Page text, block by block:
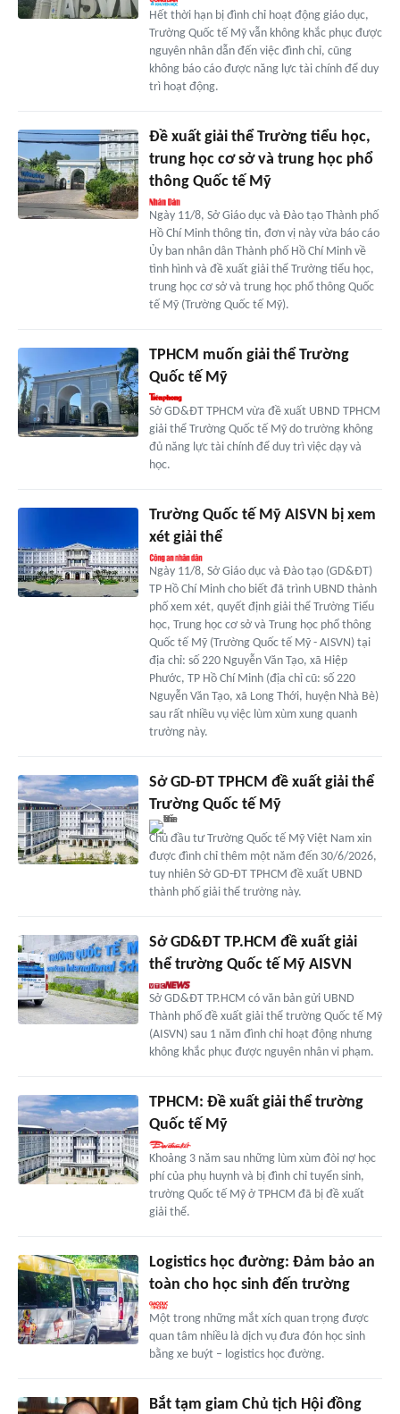
Hết thời hạn bị đình chỉ hoạt động giáo dục,
Trường Quốc tế Mỹ vẫn không khắc phục được
nguyên nhân dẫn đến việc đình chỉ, cũng
không báo cáo được năng lực tài chính để duy
trì hoạt động.
Đề xuất giải thể Trường tiểu học,
trung học cơ sở và trung học phổ
thông Quốc tế Mỹ
Ngày 11/8, Sở Giáo dục và Đào tạo Thành phố
Hồ Chí Minh thông tin, đơn vị này vừa báo cáo
Ủy ban nhân dân Thành phố Hồ Chí Minh về
tình hình và đề xuất giải thể Trường tiểu học,
trung học cơ sở và trung học phổ thông Quốc
tế Mỹ (Trường Quốc tế Mỹ).
TPHCM muốn giải thể Trường
Quốc tế Mỹ
Sở GD&ĐT TPHCM vừa đề xuất UBND TPHCM
giải thể Trường Quốc tế Mỹ do trường không
đủ năng lực tài chính để duy trì việc dạy và
học.
Trường Quốc tế Mỹ AISVN bị xem
xét giải thể
Ngày 11/8, Sở Giáo dục và Đào tạo (GD&ĐT)
TP Hồ Chí Minh cho biết đã trình UBND thành
phố xem xét, quyết định giải thể Trường Tiểu
học, Trung học cơ sở và Trung học phổ thông
Quốc tế Mỹ (Trường Quốc tế Mỹ - AISVN) tại
địa chỉ: số 220 Nguyễn Văn Tạo, xã Hiệp
Phước, TP Hồ Chí Minh (địa chỉ cũ: số 220
Nguyễn Văn Tạo, xã Long Thới, huyện Nhà Bè)
sau rất nhiều vụ việc lùm xùm xung quanh
trường này.
Sở GD-ĐT TPHCM đề xuất giải thể
Trường Quốc tế Mỹ
Chủ đầu tư Trường Quốc tế Mỹ Việt Nam xin
được đình chỉ thêm một năm đến 30/6/2026,
tuy nhiên Sở GD-ĐT TPHCM đề xuất UBND
thành phố giải thể trường này.
Sở GD&ĐT TP.HCM đề xuất giải
thể trường Quốc tế Mỹ AISVN
Sở GD&ĐT TP.HCM có văn bản gửi UBND
Thành phố đề xuất giải thể trường Quốc tế Mỹ
(AISVN) sau 1 năm đình chỉ hoạt động nhưng
không khắc phục được nguyên nhân vi phạm.
TPHCM: Đề xuất giải thể trường
Quốc tế Mỹ
Khoảng 3 năm sau những lùm xùm đòi nợ học
phí của phụ huynh và bị đình chỉ tuyển sinh,
trường Quốc tế Mỹ ở TPHCM đã bị đề xuất
giải thể.
Logistics học đường: Đảm bảo an
toàn cho học sinh đến trường
Một trong những mắt xích quan trọng được
quan tâm nhiều là dịch vụ đưa đón học sinh
bằng xe buýt – logistics học đường.
Bắt tạm giam Chủ tịch Hội đồng